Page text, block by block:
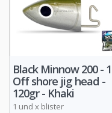
Black Minnow 200 - 1
Off shore jig head -
120gr - Khaki
1 und x blister